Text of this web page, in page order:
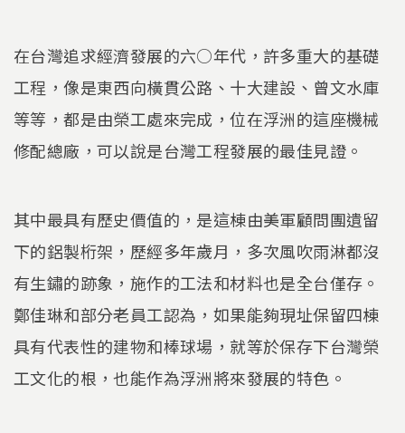
在台灣追求經濟發展的六○年代，許多重大的基礎
工程，像是東西向橫貫公路、十大建設、曾文水庫
等等，都是由榮工處來完成，位在浮洲的這座機械
修配總廠，可以說是台灣工程發展的最佳見證。
其中最具有歷史價值的，是這棟由美軍顧問團遺留
下的鋁製桁架，歷經多年歲月，多次風吹雨淋都沒
有生鏽的跡象，施作的工法和材料也是全台僅存。
鄭佳琳和部分老員工認為，如果能夠現址保留四棟
具有代表性的建物和棒球場，就等於保存下台灣榮
工文化的根，也能作為浮洲將來發展的特色。